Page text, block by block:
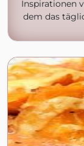
Inspirationen
dem das